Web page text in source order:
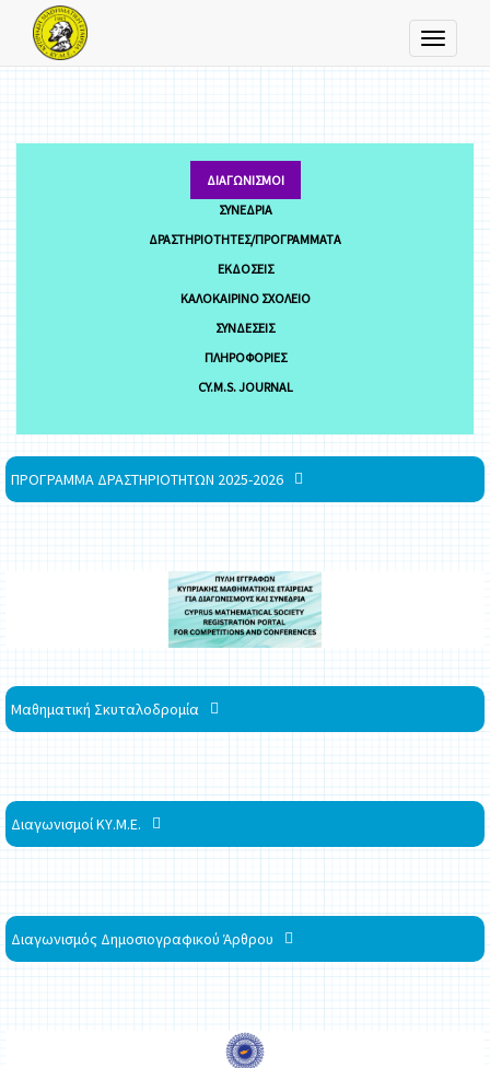
Toggle
ΔΙΑΓΩΝΙΣΜΟΊ
ΣΥΝΈΔΡΙΑ
ΔΡΑΣΤΗΡΙΌΤΗΤΕΣ/ΠΡΟΓΡΆΜΜΑΤΑ
ΕΚΔΌΣΕΙΣ
ΚΑΛΟΚΑΙΡΙΝΌ ΣΧΟΛΕΊΟ
ΣΥΝΔΈΣΕΙΣ
ΠΛΗΡΟΦΟΡΊΕΣ
CY.M.S. JOURNAL
ΠΡΟΓΡΑΜΜΑ ΔΡΑΣΤΗΡΙΟΤΗΤΩΝ 2025-2026
Μαθηματική Σκυταλοδρομία
Διαγωνισμοί ΚΥ.Μ.Ε.
Διαγωνισμός Δημοσιογραφικού Άρθρου